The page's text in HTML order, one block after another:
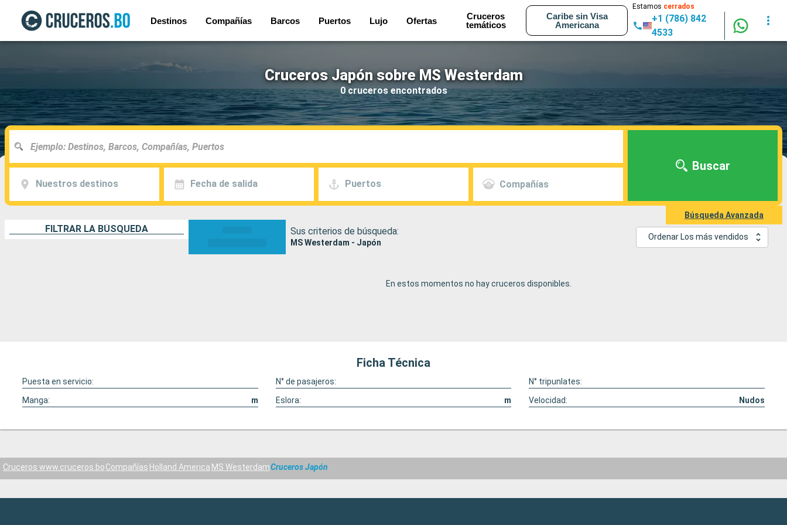
Destinos Compañías Barcos Puertos Lujo Ofertas
Cruceros
temáticos
Caribe sin Visa
Americana
Estamos cerrados
+1 (786) 842
4533
Cruceros Japón sobre MS Westerdam
0 cruceros encontrados
Nuestros destinos Fecha de salida Puertos Compañías
Buscar
Búsqueda Avanzada
FILTRAR LA BÚSQUEDA Sus criterios de búsqueda:
MS Westerdam - Japón
Ordenar Los más vendidos
En estos momentos no hay cruceros disponibles.
Ficha Técnica
Puesta en servicio: N° de pasajeros:
N° tripunlates:
Manga:
m Eslora: m Velocidad: Nudos
Cruceros www.cruceros.boCompañías Holland America MS WesterdamCruceros Japón